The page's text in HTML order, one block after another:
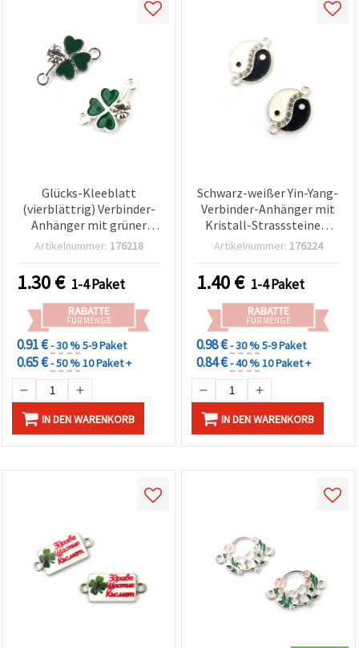
Glücks-Kleeblatt
(vierblättrig) Verbinder-
Anhänger mit grüner
Emaille und Strass –
20x12x4 mm, Loch 2 mm,
5 Stück
Artikelnummer: 176218
1.30€ 1-4 Paket
RABATTE
FÜR MENGE
0.91 €- 30 %5-9 Paket
0.65 €- 50 %10 Paket +
IN DEN WARENKORB
Schwarz-weißer Yin-Yang-
Verbinder-Anhänger mit
Kristall-Strasssteinen,
silberfarbene
mm, Loch: 2 mm, 5 Stück
Artikelnummer: 176224
1.40€ 1-4 Paket
RABATTE
FÜR MENGE
0.98 €- 30 %5-9 Paket
0.84 €- 40 %10 Paket +
IN DEN WARENKORB